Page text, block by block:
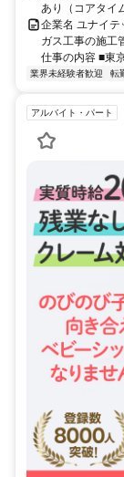
あり（コアタイ
企業名 ユナイテ
ガス工事の施工
仕事の内容 ■東
業界未経験者歓迎 転
アルバイト・パート